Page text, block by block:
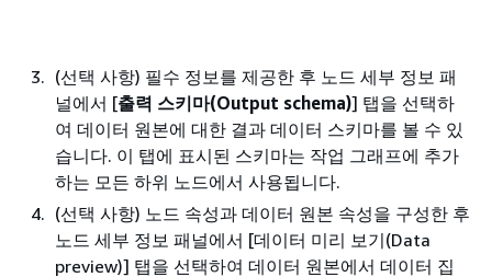
(선택 사항) 필수 정보를 제공한 후 노드 세부 정보 패
널에서 [출력 스키마(Output schema)] 탭을 선택하
여 데이터 원본에 대한 결과 데이터 스키마를 볼 수 있
습니다. 이 탭에 표시된 스키마는 작업 그래프에 추가
하는 모든 하위 노드에서 사용됩니다.
(선택 사항) 노드 속성과 데이터 원본 속성을 구성한 후
노드 세부 정보 패널에서 [데이터 미리 보기(Data
preview)] 탭을 선택하여 데이터 원본에서 데이터 집